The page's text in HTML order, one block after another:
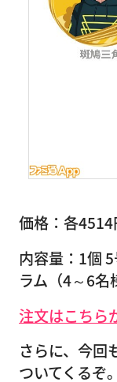
価格：各
内容量：1個
ラム（4～6名
注文はこちら
さらに、今回
ついてくるぞ。